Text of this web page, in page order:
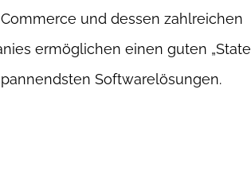
und dessen zahlreichen
ermöglichen einen guten „State
Softwarelösungen.